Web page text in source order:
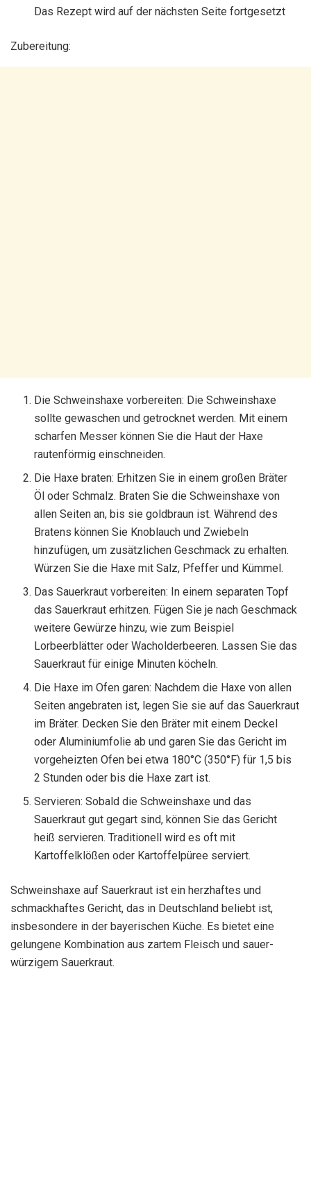
Das Rezept wird auf der nächsten Seite fortgesetzt
Zubereitung:
Die Schweinshaxe vorbereiten: Die Schweinshaxe
sollte gewaschen und getrocknet werden. Mit einem
scharfen Messer können Sie die Haut der Haxe
rautenförmig einschneiden.
Die Haxe braten: Erhitzen Sie in einem großen Bräter
Öl oder Schmalz. Braten Sie die Schweinshaxe von
allen Seiten an, bis sie goldbraun ist. Während des
Bratens können Sie Knoblauch und Zwiebeln
hinzufügen, um zusätzlichen Geschmack zu erhalten.
Würzen Sie die Haxe mit Salz, Pfeffer und Kümmel.
Das Sauerkraut vorbereiten: In einem separaten Topf
das Sauerkraut erhitzen. Fügen Sie je nach Geschmack
weitere Gewürze hinzu, wie zum Beispiel
Lorbeerblätter oder Wacholderbeeren. Lassen Sie das
Sauerkraut für einige Minuten köcheln.
Die Haxe im Ofen garen: Nachdem die Haxe von allen
Seiten angebraten ist, legen Sie sie auf das Sauerkraut
im Bräter. Decken Sie den Bräter mit einem Deckel
oder Aluminiumfolie ab und garen Sie das Gericht im
vorgeheizten Ofen bei etwa 180°C (350°F) für 1,5 bis
2 Stunden oder bis die Haxe zart ist.
Servieren: Sobald die Schweinshaxe und das
Sauerkraut gut gegart sind, können Sie das Gericht
heiß servieren. Traditionell wird es oft mit
Kartoffelklößen oder Kartoffelpüree serviert.
Schweinshaxe auf Sauerkraut ist ein herzhaftes und
schmackhaftes Gericht, das in Deutschland beliebt ist,
insbesondere in der bayerischen Küche. Es bietet eine
gelungene Kombination aus zartem Fleisch und sauer-
würzigem Sauerkraut.